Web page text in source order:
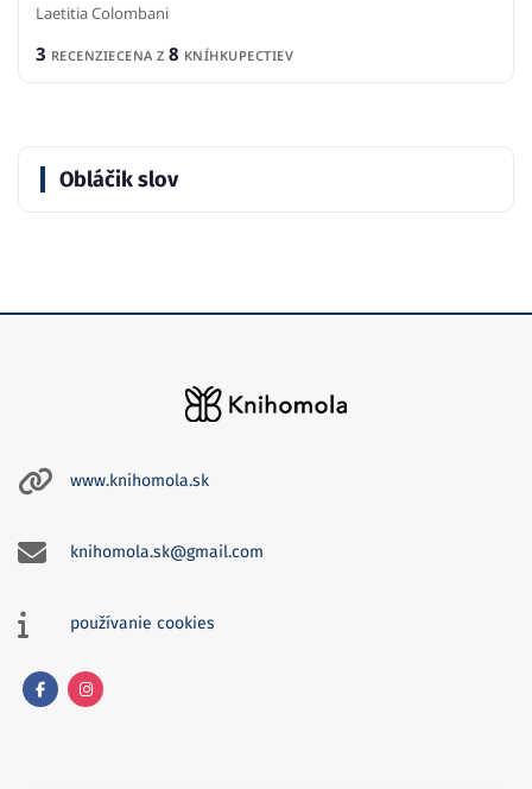
Laetitia Colombani
3 RECENZIECENA Z 8 KNÍHKUPECTIEV
Obláčik slov
www.knihomola.sk
knihomola.sk@gmail.com
používanie cookies